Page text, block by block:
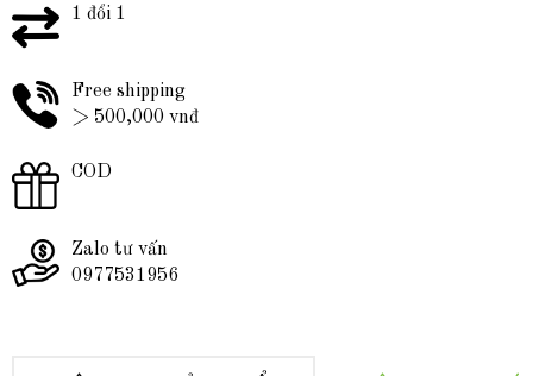
1 đổi 1
Free shipping
> 500,000 vnđ
COD
Zalo tư vấn
0977531956